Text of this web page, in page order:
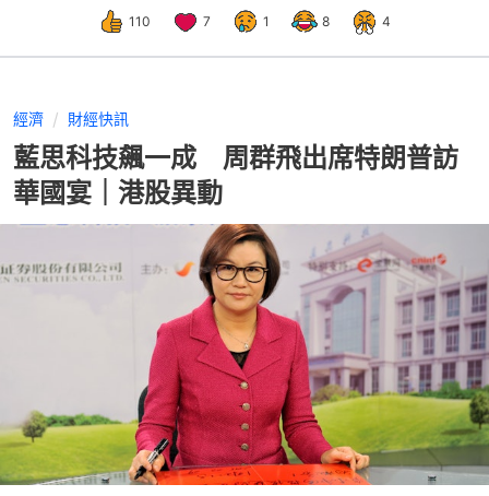
110 7 1 8 4
經濟 財經快訊
藍思科技飆一成 周群飛出席特朗普訪
華國宴｜港股異動